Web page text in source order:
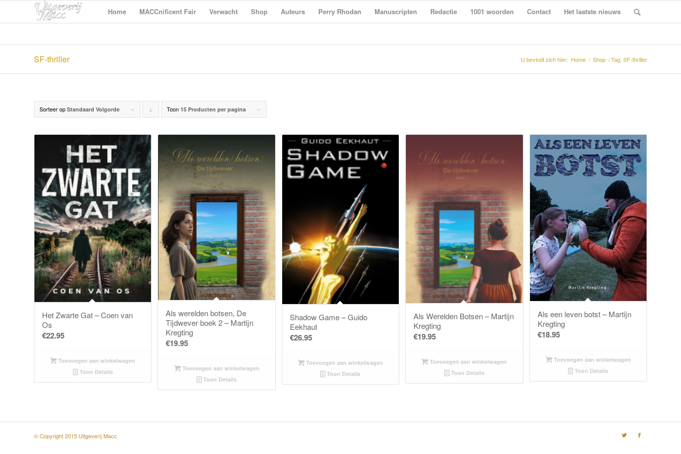
Home MACCnificent Fair Verwacht Shop Auteurs Perry Rhodan Manuscripten Redactie 1001 woorden Contact Het laatste nieuws
SF-thriller U bevindt zich hier: Home / Shop /Tag: SF-thriller
Sorteer op Standaard Volgorde
Producten
sorteren
Toon 15 Producten per pagina
Het Zwarte Gat – Coen van
Os
€22.95
Toevoegen aan winkelwagen
Toon Details
Als werelden botsen, De
Tijdwever boek 2 – Martijn
Kregting
€19.95
Toevoegen aan winkelwagen
Toon Details
Shadow Game – Guido
Eekhaut
€26.95
Toevoegen aan winkelwagen
Toon Details
Als Werelden Botsen – Martijn
Kregting
€19.95
Toevoegen aan winkelwagen
Toon Details
Als een leven botst – Martijn
Kregting
€18.95
Toevoegen aan winkelwagen
Toon Details
© Copyright 2015 Uitgeverij Macc